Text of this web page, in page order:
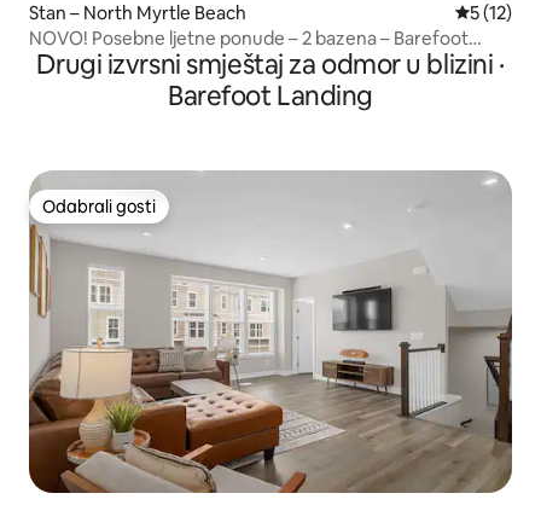
Stan – North Myrtle Beach Prosječna
5 (12)
NOVO! Posebne ljetne ponude – 2 bazena – Barefoot
Resort
Drugi izvrsni smještaj za odmor u blizini ·
Barefoot Landing
Odabrali gosti
Odabrali gosti